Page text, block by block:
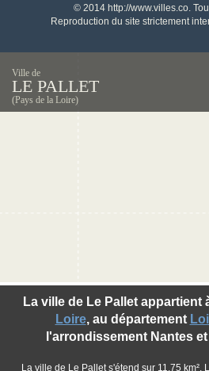
© 2014 http://www.villes.co.
Reproduction du site strictement
Ville de
LE PALLET
(Pays de la Loire)
La ville de Le Pallet appartient
Loire, au département
l'arrondissement Nantes
La ville de Le Pallet s'étend sur 11,75 km².